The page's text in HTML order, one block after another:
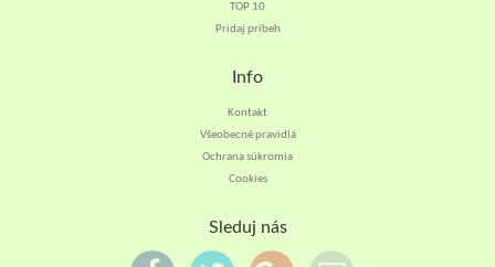
TOP 10
Pridaj príbeh
Info
Kontakt
Všeobecné pravidlá
Ochrana súkromia
Cookies
Sleduj nás